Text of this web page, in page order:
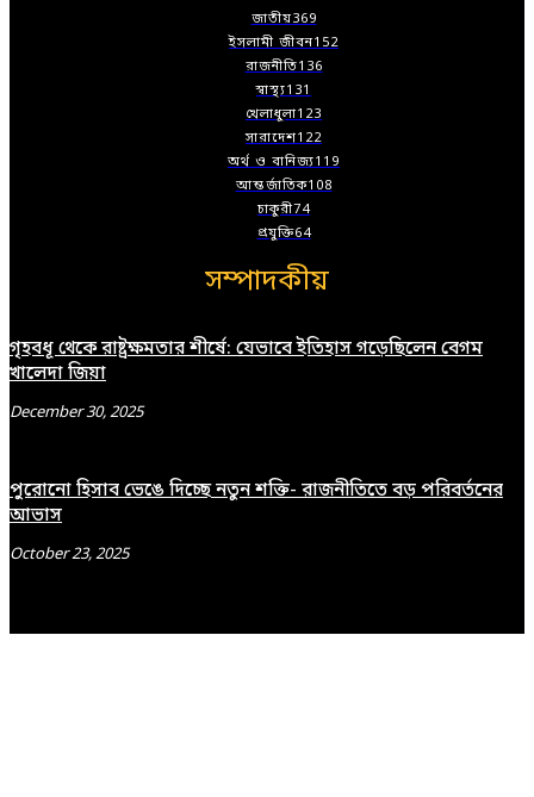
জাতীয়369
ইসলামী জীবন152
রাজনীতি136
স্বাস্থ্য131
খেলাধুলা123
সারাদেশ122
অর্থ ও বানিজ্য119
আন্তর্জাতিক108
চাকুরী74
প্রযুক্তি64
সম্পাদকীয়
গৃহবধূ থেকে রাষ্ট্রক্ষমতার শীর্ষে: যেভাবে ইতিহাস গড়েছিলেন বেগম
খালেদা জিয়া
December 30, 2025
পুরোনো হিসাব ভেঙে দিচ্ছে নতুন শক্তি- রাজনীতিতে বড় পরিবর্তনের
আভাস
October 23, 2025